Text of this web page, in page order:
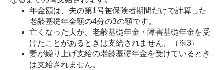
年金額は、夫の第1号被保険者期間だけで計算した
老齢基礎年金額の4分の3の額です。
亡くなった夫が、老齢基礎年金・障害基礎年金を受
けたことがあるときは支給されません。（※3）
妻が繰り上げ支給の老齢基礎年金を受けているとき
は支給されません。